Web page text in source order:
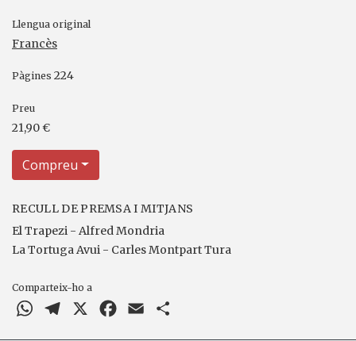
Llengua original
Francès
Pàgines 224
Preu
21,90 €
Compreu
RECULL DE PREMSA I MITJANS
El Trapezi - Alfred Mondria
La Tortuga Avui - Carles Montpart Tura
Comparteix-ho a
WhatsAppTelegram Facebook
Email